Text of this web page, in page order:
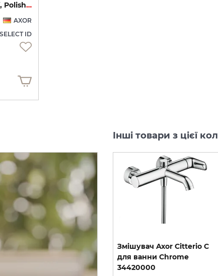
Softsquare на 2 функції, Polished Gold Optic (36754990)
AXOR
ID
Інші товари з цієї
Змішувач Axor Citterio C
125 CoolStart для
Змішувач Axor Citterio C
для ванни Chrome
34420000